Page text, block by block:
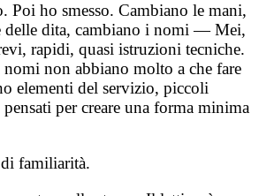
Poi ho smesso. Cambiano le mani,
delle dita, cambiano i nomi — Mei,
rapidi, quasi istruzioni tecniche.
non abbiano molto a che fare
elementi del servizio, piccoli
per creare una forma minima
familiarità.